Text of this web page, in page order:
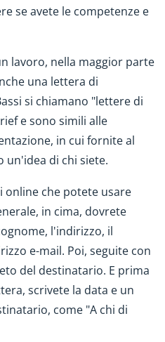
se avete le competenze e
lavoro, nella maggior parte
una lettera di
si chiamano "lettere di
e sono simili alle
in cui fornite al
un'idea di chi siete.
online che potete usare
in cima, dovrete
l'indirizzo, il
e-mail. Poi, seguite con
del destinatario. E prima
scrivete la data e un
come "A chi di